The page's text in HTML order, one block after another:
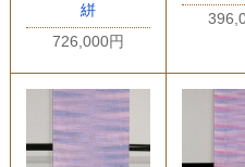
絣
726,000円